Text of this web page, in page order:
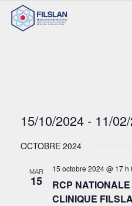
15/10/2024 - 11/
une
OCTOBRE 2024
MAR
15
15 octobre 2024 @ 17 h
RCP
CLINIQUE